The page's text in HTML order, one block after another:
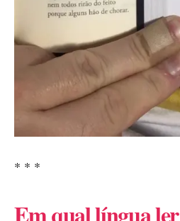
* * *